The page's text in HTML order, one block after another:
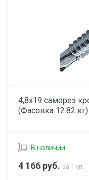
4,8х19 саморез
(Фасовка 12.82 кг)
В наличии
4 166 руб. за 1 уп.